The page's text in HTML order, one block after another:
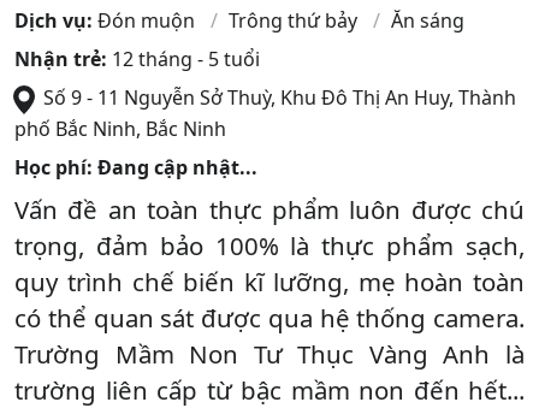
Dịch vụ: Đón muộn Trông thứ bảy
Ăn sáng
Nhận trẻ: 12 tháng - 5 tuổi
Số 9 - 11 Nguyễn Sở Thuỳ, Khu Đô Thị An Huy, Thành
phố Bắc Ninh, Bắc Ninh
Học phí: Đang cập nhật...
Vấn đề an toàn thực phẩm luôn được chú
trọng, đảm bảo 100% là thực phẩm sạch,
quy trình chế biến kĩ lưỡng, mẹ hoàn toàn
có thể quan sát được qua hệ thống camera.
Trường Mầm Non Tư Thục Vàng Anh là
trường liên cấp từ bậc mầm non đến hết...